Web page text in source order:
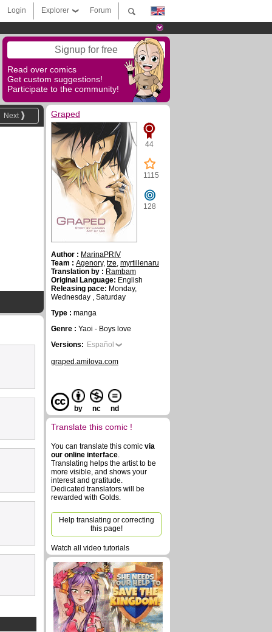
Forum
Explorer
Login
Signup for free
Read over comics
Get custom suggestions!
Participate to the community!
Next Graped
44
1115
128
Author : MarinaPRIV
Team : Agenory, tze, myrtillenaru
Translation by : Rambam
Original Language: English
Releasing pace: Monday,
Wednesday , Saturday
Type : manga
Genre : Yaoi - Boys love
Versions: Español
graped.amilova.com
by nc nd
Translate this comic !
You can translate this comic via
our online interface.
Translating helps the artist to be
more visible, and shows your
interest and gratitude.
Dedicated translators will be
rewarded with Golds.
Help translating or correcting
this page!
Watch all video tutorials